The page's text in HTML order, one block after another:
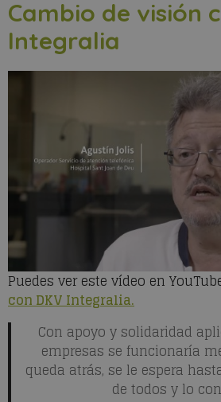
Cambio de visión
Integralia
Puedes ver este vídeo en
con DKV Integralia.
Con apoyo y solidaridad
empresas se funcionaría
queda atrás, se le espera
de todos y lo